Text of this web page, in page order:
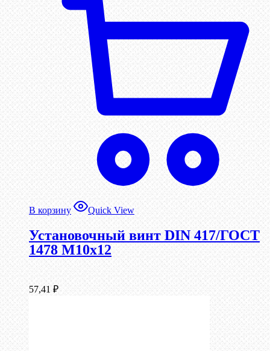
В корзину Quick View
Установочный винт DIN 417/ГОСТ
1478 М10х12
57,41 ₽